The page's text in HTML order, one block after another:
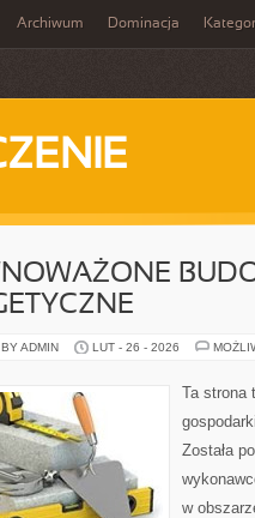
Archiwum Dominacja
ADMIN LUT - 26 - 2026
Ta strona
Została
w